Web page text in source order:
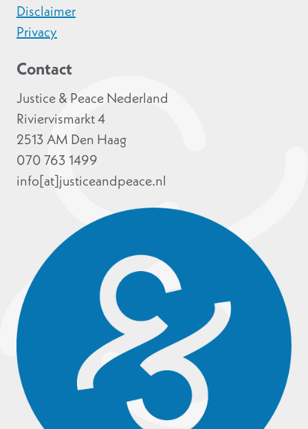
Disclaimer
Privacy
Contact
Justice & Peace Nederland
Riviervismarkt 4
2513 AM Den Haag
070 763 1499
info[at]justiceandpeace.nl